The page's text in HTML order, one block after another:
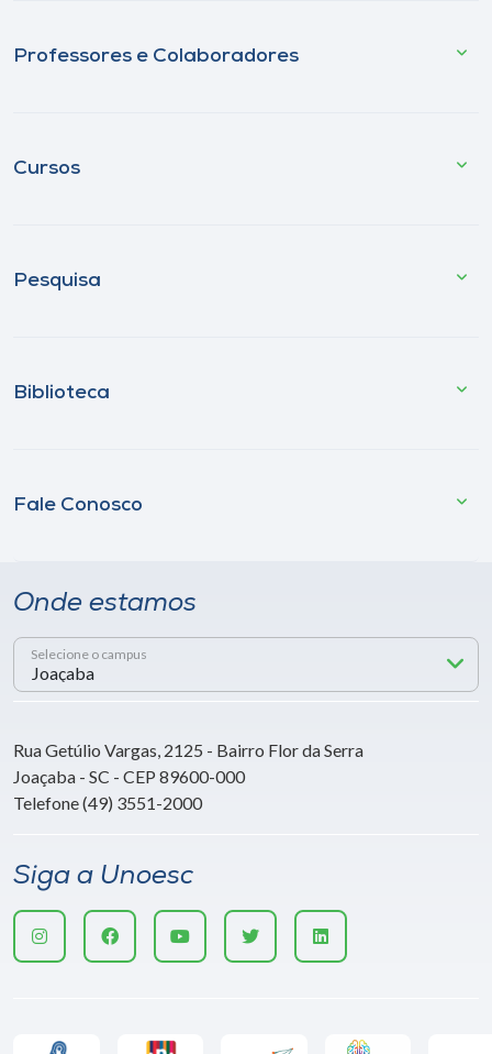
Professores e Colaboradores
Cursos
Pesquisa
Biblioteca
Fale Conosco
Onde estamos
Selecione o campus
Rua Getúlio Vargas, 2125 - Bairro Flor da Serra
Joaçaba - SC - CEP 89600-000
Telefone (49) 3551-2000
Siga a Unoesc